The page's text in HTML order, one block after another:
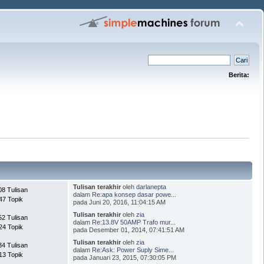
Berita:
Tulisan
Topik
Tulisan terakhir olehdarlanepta
dalam Re:apa konsep dasar powe...
pada Juni 20, 2016, 11:04:15 AM
Tulisan
Topik
Tulisan terakhir olehzia
dalam Re:13.8V 50AMP Trafo mur...
pada Desember 01, 2014, 07:41:51 AM
Tulisan
Topik
Tulisan terakhir olehzia
dalam Re:Ask: Power Suply Sime...
pada Januari 23, 2015, 07:30:05 PM